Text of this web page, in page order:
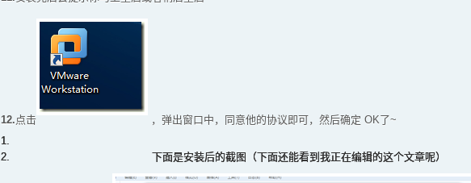
12. 点击 ，弹出窗口中，同意他的协议即可，然后确定 OK了~
下面是安装后的截图（下面还能看到我正在编辑的这个文章呢）